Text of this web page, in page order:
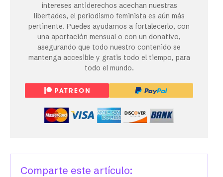
intereses antiderechos acechan nuestras
libertades, el periodismo feminista es aún más
pertinente. Puedes ayudarnos a fortalecerlo, con
una aportación mensual o con un donativo,
asegurando que todo nuestro contenido se
mantenga accesible y gratis todo el tiempo, para
todo el mundo.
Comparte este artículo: